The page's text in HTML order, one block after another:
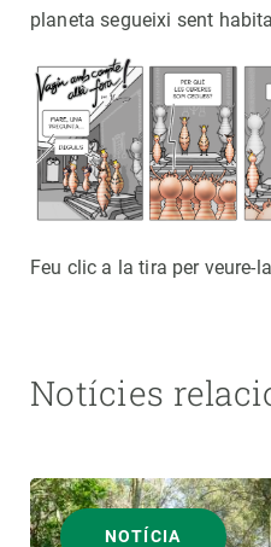
planeta segueixi sent
Feu clic a la tira per veure-
Notícies
NOTÍCIA